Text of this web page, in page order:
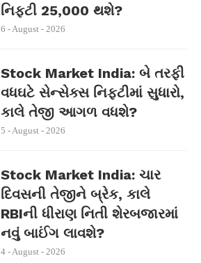
નિફ્ટી 25,000 થશે?
6 - August - 2026
Stock Market India: બે તરફી
વધઘટે સેન્સેક્સ નિફ્ટીમાં સુધારો,
કાલે તેજી આગળ વધશે?
5 - August - 2026
Stock Market India: ચાર
દિવસની તેજીને બ્રેક, કાલે
RBIની ધીરાણ નિતી શેરબજારમાં
નવું બાઈંગ લાવશે?
4 - August - 2026